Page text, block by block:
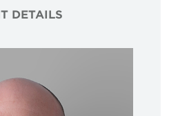
DETAILS